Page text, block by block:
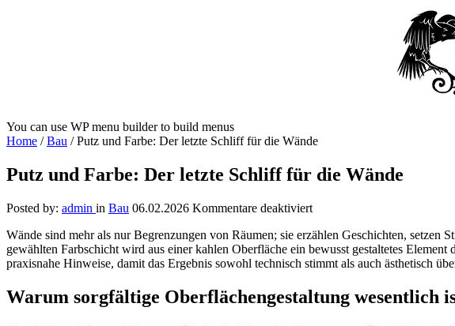
You can use WP menu builder to build menus
Home /Bau /Putz und Farbe: Der letzte Schliff für die Wände
Putz und Farbe: Der letzte Schliff für die Wände
Posted by: admin in Bau 06.02.2026 Kommentare deaktiviertfür
und
Farbe:
Der
Schliff
für
Wände sind mehr als nur Begrenzungen von Räumen; sie erzählen Geschichten,
gewählten Farbschicht wird aus einer kahlen Oberfläche ein bewusst gestaltetes
praxisnahe Hinweise, damit das Ergebnis sowohl technisch stimmt als auch ästhetisch
Warum sorgfältige Oberflächengestaltung wesentlich